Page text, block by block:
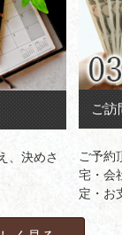
、決めさ
ご訪
ご予約
宅・会
定・お